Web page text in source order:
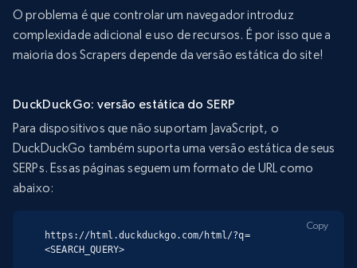
O problema é que controlar um navegador introduz
complexidade adicional e uso de recursos. É por isso que a
maioria dos Scrapers depende da versão estática do site!
DuckDuckGo: versão estática do SERP
Para dispositivos que não suportam JavaScript, o
DuckDuckGo também suporta uma versão estática de seus
SERPs. Essas páginas seguem um formato de URL como
abaixo:
https://html.duckduckgo.com/html/?q=
<SEARCH_QUERY>
Copy